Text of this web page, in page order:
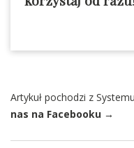
Artykuł pochodzi z
nas na Facebooku →